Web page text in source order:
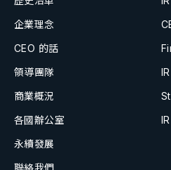
企業理念
CEO 的話
領導團隊
商業概況
各國辦公室
永續發展